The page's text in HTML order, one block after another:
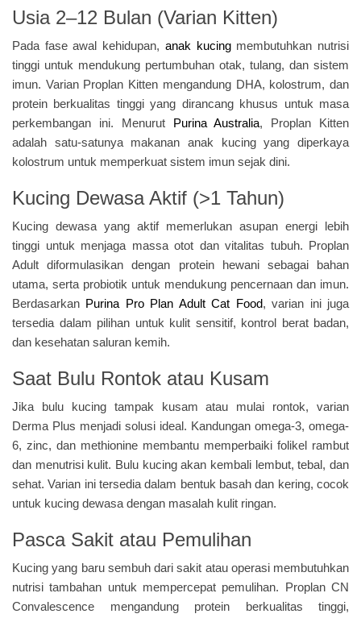
Usia 2–12 Bulan (Varian Kitten)
Pada fase awal kehidupan, anak kucingmembutuhkan nutrisi
tinggi untuk mendukung pertumbuhan otak, tulang, dan sistem
imun. Varian Proplan Kitten mengandung DHA, kolostrum, dan
protein berkualitas tinggi yang dirancang khusus untuk masa
perkembangan ini. Menurut
Purina Australia, Proplan Kitten
adalah satu-satunya makanan anak kucing yang diperkaya
kolostrum untuk memperkuat sistem imun sejak dini.
Kucing Dewasa Aktif (>1 Tahun)
Kucing dewasa yang aktif memerlukan asupan energi lebih
tinggi untuk menjaga massa otot dan vitalitas tubuh. Proplan
Adult diformulasikan dengan protein hewani sebagai bahan
utama, serta probiotik untuk mendukung pencernaan dan imun.
Berdasarkan Purina Pro Plan Adult Cat Food, varian ini juga
tersedia dalam pilihan untuk kulit sensitif, kontrol berat badan,
dan kesehatan saluran kemih.
Saat Bulu Rontok atau Kusam
Jika bulu kucing tampak kusam atau mulai rontok, varian
Derma Plus menjadi solusi ideal. Kandungan omega-3, omega-
6, zinc, dan methionine membantu memperbaiki folikel rambut
dan menutrisi kulit. Bulu kucing akan kembali lembut, tebal, dan
sehat. Varian ini tersedia dalam bentuk basah dan kering, cocok
untuk kucing dewasa dengan masalah kulit ringan.
Pasca Sakit atau Pemulihan
Kucing yang baru sembuh dari sakit atau operasi membutuhkan
nutrisi tambahan untuk mempercepat pemulihan. Proplan CN
Convalescence mengandung protein berkualitas tinggi,